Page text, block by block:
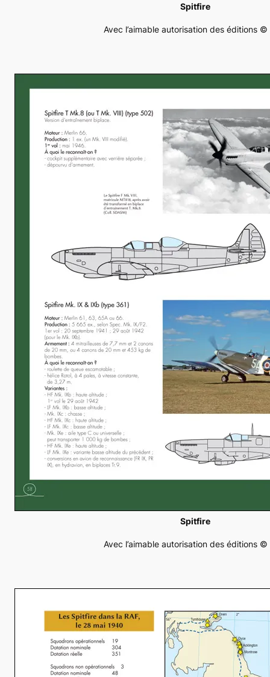
Spitfire
Avec l’aimable autorisation des éditions ©
Spitfire
Avec l’aimable autorisation des éditions ©